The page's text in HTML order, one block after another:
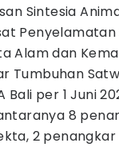
Sintesia
Alam dan
Tumbuhan
Bali per 1 Juni
8
2 penangkar